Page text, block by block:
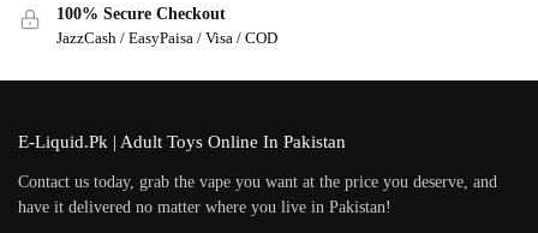
100% Secure Checkout
JazzCash / EasyPaisa / Visa / COD
E-Liquid.Pk | Adult Toys Online In Pakistan
Contact us today, grab the vape you want at the price you deserve, and
have it delivered no matter where you live in Pakistan!